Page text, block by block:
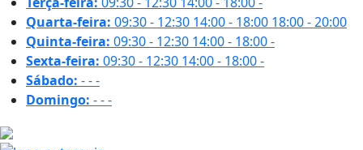
Quarta-feira: 09:30 - 12:30 14:00 - 18:00 18:00 - 20:00
Quinta-feira: 09:30 - 12:30 14:00 - 18:00-
Sexta-feira: 09:30 - 12:30 14:00 - 18:00-
Sábado: ---
Domingo: ---